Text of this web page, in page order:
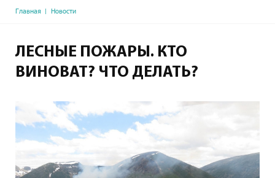
Строка навигации
Главная Новости
ЛЕСНЫЕ ПОЖАРЫ. КТО
ВИНОВАТ? ЧТО ДЕЛАТЬ?